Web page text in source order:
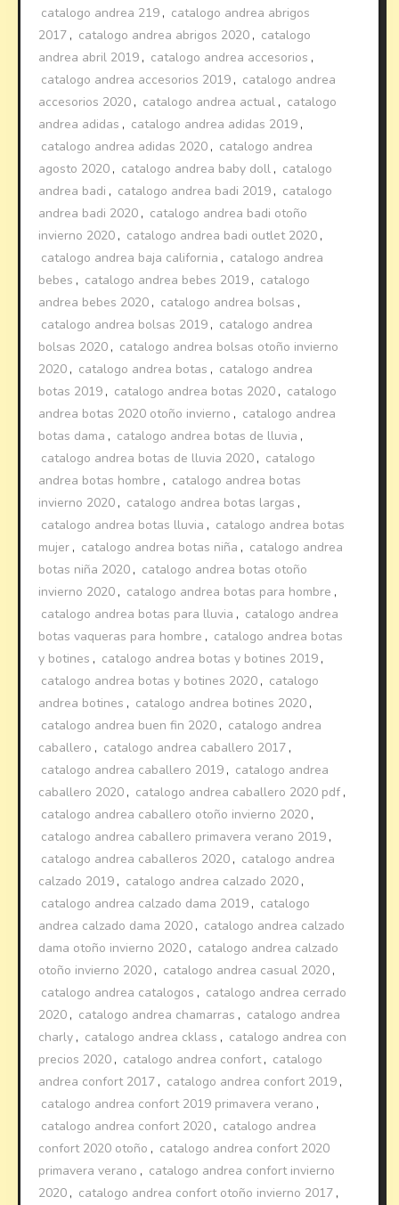
catalogo andrea 219 , catalogo andrea abrigos
2017 , catalogo andrea abrigos 2020 , catalogo
andrea abril 2019 , catalogo andrea accesorios ,
catalogo andrea accesorios 2019 , catalogo andrea
accesorios 2020 , catalogo andrea actual , catalogo
andrea adidas , catalogo andrea adidas 2019 ,
catalogo andrea adidas 2020 , catalogo andrea
agosto 2020 , catalogo andrea baby doll , catalogo
andrea badi , catalogo andrea badi 2019 , catalogo
andrea badi 2020 , catalogo andrea badi otoño
invierno 2020 , catalogo andrea badi outlet 2020 ,
catalogo andrea baja california , catalogo andrea
bebes , catalogo andrea bebes 2019 , catalogo
andrea bebes 2020 , catalogo andrea bolsas ,
catalogo andrea bolsas 2019 , catalogo andrea
bolsas 2020 , catalogo andrea bolsas otoño invierno
2020 , catalogo andrea botas , catalogo andrea
botas 2019 , catalogo andrea botas 2020 , catalogo
andrea botas 2020 otoño invierno , catalogo andrea
botas dama , catalogo andrea botas de lluvia ,
catalogo andrea botas de lluvia 2020 , catalogo
andrea botas hombre , catalogo andrea botas
invierno 2020 , catalogo andrea botas largas ,
catalogo andrea botas lluvia , catalogo andrea botas
mujer , catalogo andrea botas niña , catalogo andrea
botas niña 2020 , catalogo andrea botas otoño
invierno 2020 , catalogo andrea botas para hombre ,
catalogo andrea botas para lluvia , catalogo andrea
botas vaqueras para hombre , catalogo andrea botas
y botines , catalogo andrea botas y botines 2019 ,
catalogo andrea botas y botines 2020 , catalogo
andrea botines , catalogo andrea botines 2020 ,
catalogo andrea buen fin 2020 , catalogo andrea
caballero , catalogo andrea caballero 2017 ,
catalogo andrea caballero 2019 , catalogo andrea
caballero 2020 , catalogo andrea caballero 2020 pdf ,
catalogo andrea caballero otoño invierno 2020 ,
catalogo andrea caballero primavera verano 2019 ,
catalogo andrea caballeros 2020 , catalogo andrea
calzado 2019 , catalogo andrea calzado 2020 ,
catalogo andrea calzado dama 2019 , catalogo
andrea calzado dama 2020 , catalogo andrea calzado
dama otoño invierno 2020 , catalogo andrea calzado
otoño invierno 2020 , catalogo andrea casual 2020 ,
catalogo andrea catalogos , catalogo andrea cerrado
2020 , catalogo andrea chamarras , catalogo andrea
charly , catalogo andrea cklass , catalogo andrea con
precios 2020 , catalogo andrea confort, catalogo
andrea confort 2017 , catalogo andrea confort 2019 ,
catalogo andrea confort 2019 primavera verano ,
catalogo andrea confort 2020 , catalogo andrea
confort 2020 otoño , catalogo andrea confort 2020
primavera verano , catalogo andrea confort invierno
2020 , catalogo andrea confort otoño invierno 2017 ,